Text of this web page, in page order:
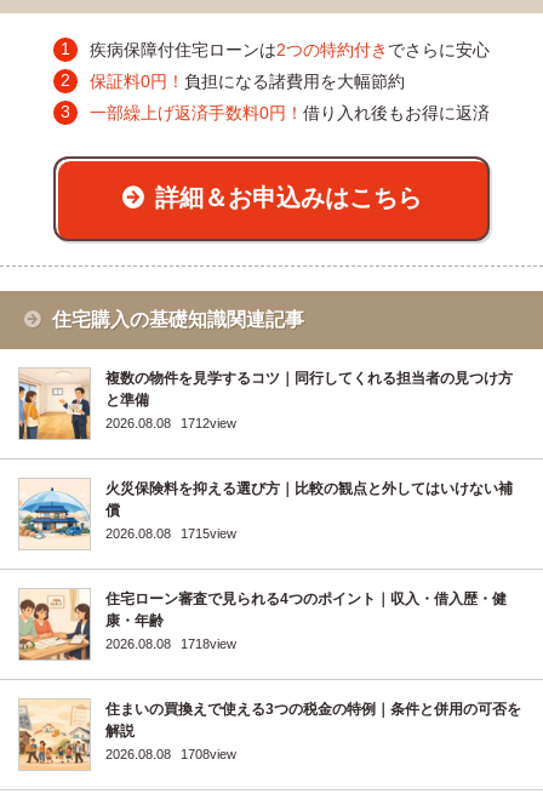
疾病保障付住宅ローンは2つの特約付き でさらに安心
保証料0円！ 負担になる諸費用を大幅節約
一部繰上げ返済手数料0円！ 借り入れ後もお得に返済
詳細＆お申込みはこちら
住宅購入の基礎知識関連記事
複数の物件を見学するコツ｜同行してくれる担当者の見つけ方
と準備
2026.08.08 1712view
火災保険料を抑える選び方｜比較の観点と外してはいけない補
償
2026.08.08 1715view
住宅ローン審査で見られる4つのポイント｜収入・借入歴・健
康・年齢
2026.08.08 1718view
住まいの買換えで使える3つの税金の特例｜条件と併用の可否を
解説
2026.08.08 1708view